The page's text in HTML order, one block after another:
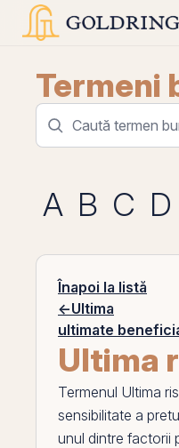
Termeni
A B C D
Înapoi la listă
←Ultima
ultimate
Ultima
Termenul Ultima
sensibilitate a
unul dintre factorii